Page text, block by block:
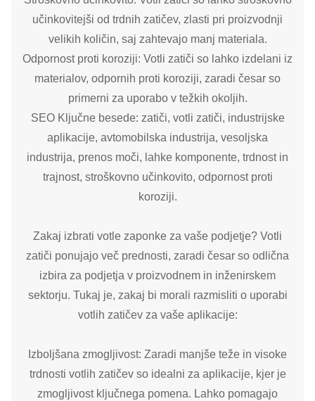
učinkovitejši od trdnih zatičev, zlasti pri proizvodnji
velikih količin, saj zahtevajo manj materiala.
Odpornost proti koroziji: Votli zatiči so lahko izdelani iz
materialov, odpornih proti koroziji, zaradi česar so
primerni za uporabo v težkih okoljih.
SEO Ključne besede: zatiči, votli zatiči, industrijske
aplikacije, avtomobilska industrija, vesoljska
industrija, prenos moči, lahke komponente, trdnost in
trajnost, stroškovno učinkovito, odpornost proti
koroziji.
Zakaj izbrati votle zaponke za vaše podjetje? Votli
zatiči ponujajo več prednosti, zaradi česar so odlična
izbira za podjetja v proizvodnem in inženirskem
sektorju. Tukaj je, zakaj bi morali razmisliti o uporabi
votlih zatičev za vaše aplikacije:
Izboljšana zmogljivost: Zaradi manjše teže in visoke
trdnosti votlih zatičev so idealni za aplikacije, kjer je
zmogljivost ključnega pomena. Lahko pomagajo